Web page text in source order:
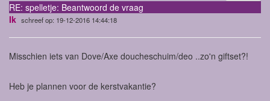
RE: spelletje: Beantwoord de vraag
Ik schreef op: 19-12-2016 14:44:18
Misschien iets van Dove/Axe doucheschuim/deo ..zo'n giftset?!
Heb je plannen voor de kerstvakantie?